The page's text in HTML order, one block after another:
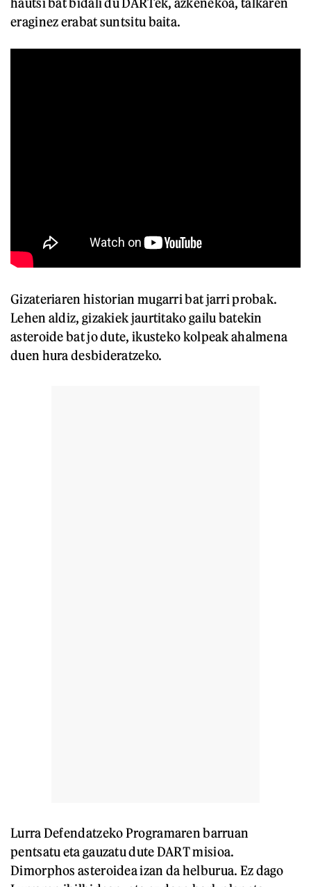
eraginez erabat suntsitu baita.
Gizateriaren historian mugarri bat jarri probak.
Lehen aldiz, gizakiek jaurtitako gailu batekin
asteroide bat jo dute, ikusteko kolpeak ahalmena
duen hura desbideratzeko.
Lurra Defendatzeko Programaren barruan
pentsatu eta gauzatu dute DART misioa.
Dimorphos asteroidea izan da helburua. Ez dago